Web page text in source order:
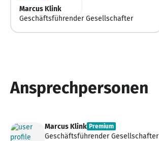
Marcus Klink
Geschäftsführender Gesellschafter
Ansprechpersonen
Marcus Klink Premium
Geschäftsführender Gesellschafter